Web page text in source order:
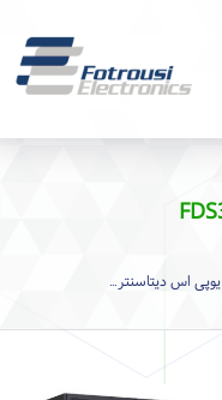
یوپی اس دیتاسنتری سری FDS33-N